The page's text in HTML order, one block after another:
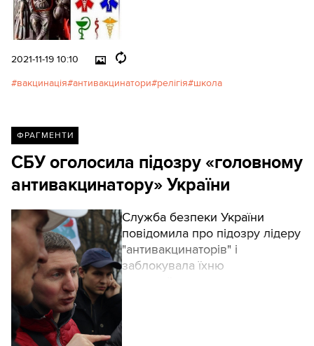
2021-11-19 10:10
вакцинація антивакцинатори релігія школа
ФРАГМЕНТИ
СБУ оголосила підозру «головному
антивакцинатору» України
Служба безпеки України
повідомила про підозру лідеру
"антивакцинаторів" і
заблокувала їхню